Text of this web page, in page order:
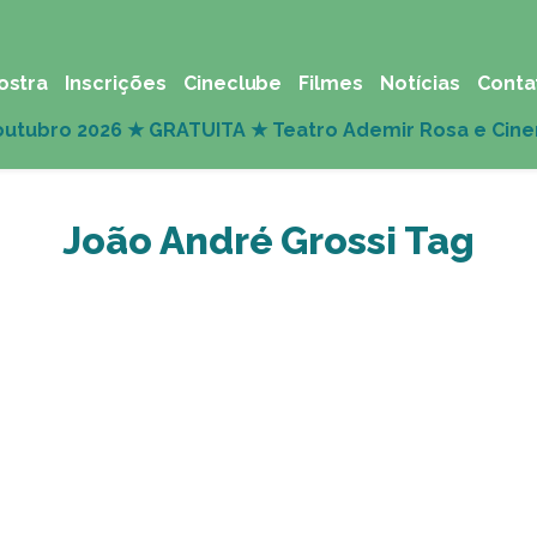
Inscrições Cineclube Filmes Notícias
João André Grossi Tag